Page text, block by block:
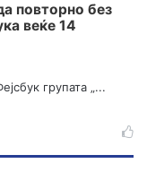
повторно без
веќе 14
групата „...